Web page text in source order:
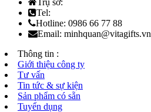
Trụ sở:
Tel:
Hotline: 0986 66 77 88
Email: minhquan@vitagifts.vn
Thông tin :
Giới thiệu công ty
Tư vấn
Tin tức & sự kiện
Sản phẩm có sẵn
Tuyển dụng